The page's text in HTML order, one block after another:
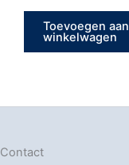
Toevoegen aan
winkelwagen
Contact